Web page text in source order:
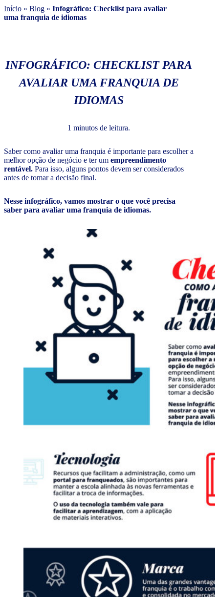
Início » Blog » Infográfico: Checklist para avaliar
uma franquia de idiomas
INFOGRÁFICO: CHECKLIST PARA
AVALIAR UMA FRANQUIA DE
IDIOMAS
1 minutos de leitura.
Saber como avaliar uma franquia é importante para escolher a
melhor opção de negócio e ter um empreendimento
rentável. Para isso, alguns pontos devem ser considerados
antes de tomar a decisão final.
Nesse infográfico, vamos mostrar o que você precisa
saber para avaliar uma franquia de idiomas.